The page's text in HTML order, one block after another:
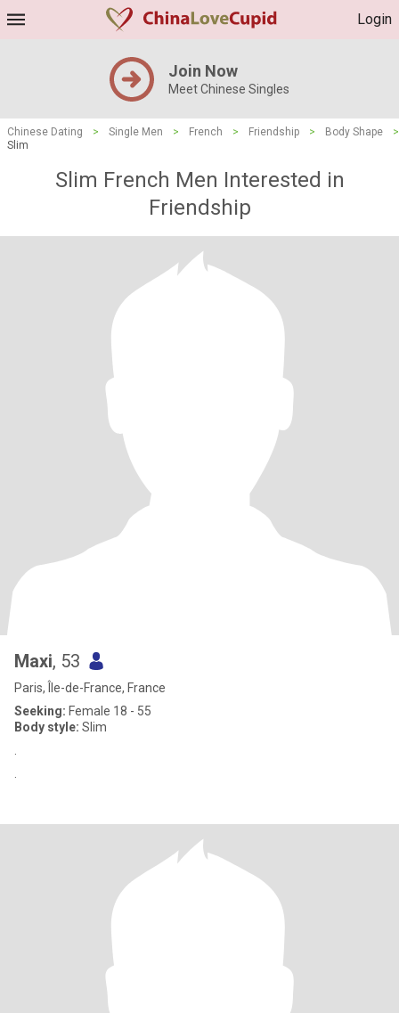
Login
Join Now
Meet Chinese Singles
Chinese Dating > Single Men > French > Friendship > Body Shape
>
Slim
Slim French Men Interested in
Friendship
Maxi, 53
Paris, Île-de-France, France
Seeking: Female 18 - 55
Body style: Slim